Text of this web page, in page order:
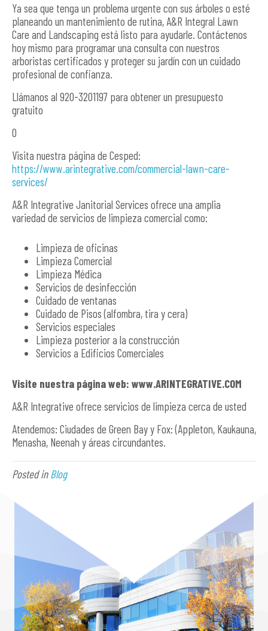
Ya sea que tenga un problema urgente con sus árboles o esté
planeando un mantenimiento de rutina, A&R Integral Lawn
Care and Landscaping está listo para ayudarle. Contáctenos
hoy mismo para programar una consulta con nuestros
arboristas certificados y proteger su jardín con un cuidado
profesional de confianza.
Llámanos al 920-3201197 para obtener un presupuesto
gratuito
O
Visita nuestra página de Cesped:
https://www.arintegrative.com/commercial-lawn-care-
services/
A&R Integrative Janitorial Services ofrece una amplia
variedad de servicios de limpieza comercial como:
Limpieza de oficinas
Limpieza Comercial
Limpieza Médica
Servicios de desinfección
Cuidado de ventanas
Cuidado de Pisos (alfombra, tira y cera)
Servicios especiales
Limpieza posterior a la construcción
Servicios a Edificios Comerciales
Visite nuestra página web: www.ARINTEGRATIVE.COM
A&R Integrative ofrece servicios de limpieza cerca de usted
Atendemos: Ciudades de Green Bay y Fox: (Appleton, Kaukauna,
Menasha, Neenah y áreas circundantes.
Posted inBlog